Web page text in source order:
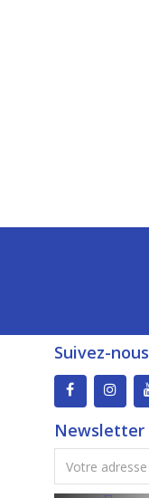
Suivez-nous
Newsletter